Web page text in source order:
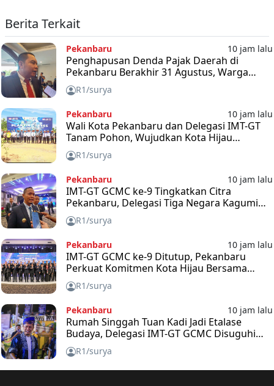
Berita Terkait
Pekanbaru 10 jam lalu
Penghapusan Denda Pajak Daerah di
Pekanbaru Berakhir 31 Agustus, Warga
Diimbau Segera Manfaatkan Kesempatan
R1/surya
Pekanbaru 10 jam lalu
Wali Kota Pekanbaru dan Delegasi IMT-GT
Tanam Pohon, Wujudkan Kota Hijau
Berkelanjutan
R1/surya
Pekanbaru 10 jam lalu
IMT-GT GCMC ke-9 Tingkatkan Citra
Pekanbaru, Delegasi Tiga Negara Kagumi
Inovasi Kota
R1/surya
Pekanbaru 10 jam lalu
IMT-GT GCMC ke-9 Ditutup, Pekanbaru
Perkuat Komitmen Kota Hijau Bersama
Indonesia, Malaysia, dan Thailand
R1/surya
Pekanbaru 10 jam lalu
Rumah Singgah Tuan Kadi Jadi Etalase
Budaya, Delegasi IMT-GT GCMC Disuguhi
Kuliner dan Durian Riau
R1/surya